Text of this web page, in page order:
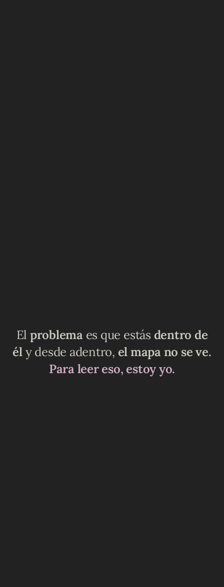
El problema es que estás dentro de
ély desde adentro, el mapa no se ve.
Para leer eso, estoy yo.